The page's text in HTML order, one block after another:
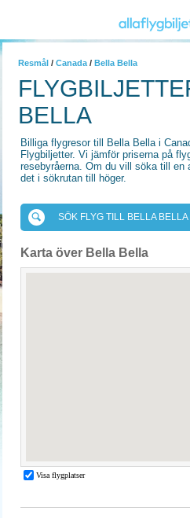
Resmål / Canada / Bella Bella
BELLA
Billiga flygresor till Bella Bella i
Flygbiljetter. Vi jämför priserna på
resebyråerna. Om du vill söka till en
det i sökrutan till höger.
SÖK FLYG TILL BELLA BELLA
Karta över Bella Bella